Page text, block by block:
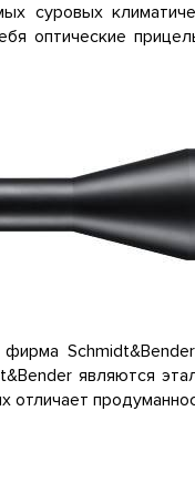
суровых
оптические
являются
отличает